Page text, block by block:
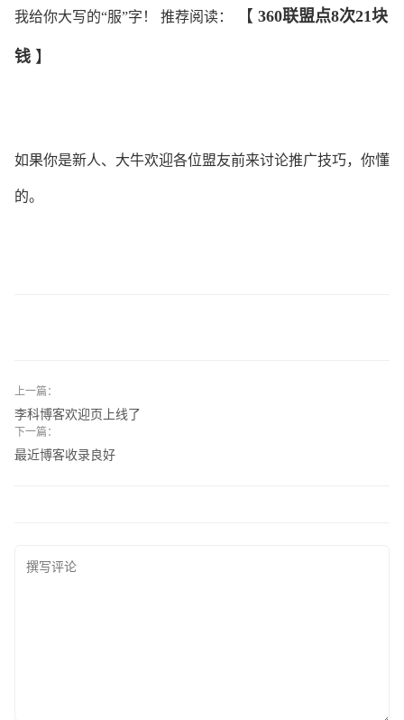
我给你大写的“服”字！ 推荐阅读： 【 360联盟点8次21块
钱 】
如果你是新人、大牛欢迎各位盟友前来讨论推广技巧，你懂
的。
上一篇：
李科博客欢迎页上线了
下一篇：
最近博客收录良好